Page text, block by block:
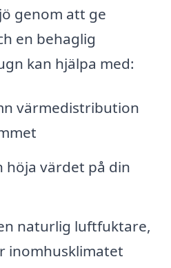
genom att ge
en behaglig
kan hjälpa med:
värmedistribution
höja värdet på din
naturlig luftfuktare,
inomhusklimatet